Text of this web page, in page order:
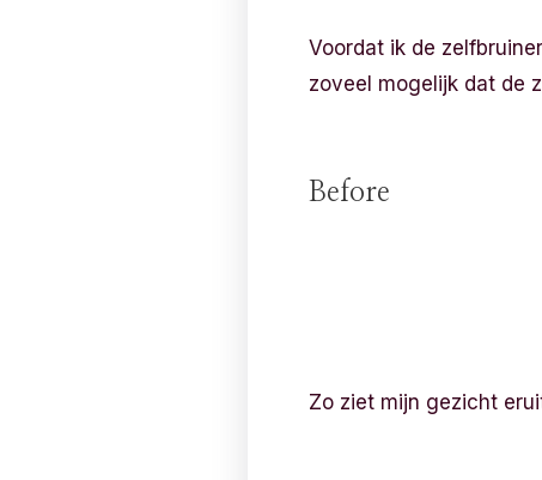
Voordat ik de
zoveel mogelijk dat de
Before
Zo ziet mijn gezicht